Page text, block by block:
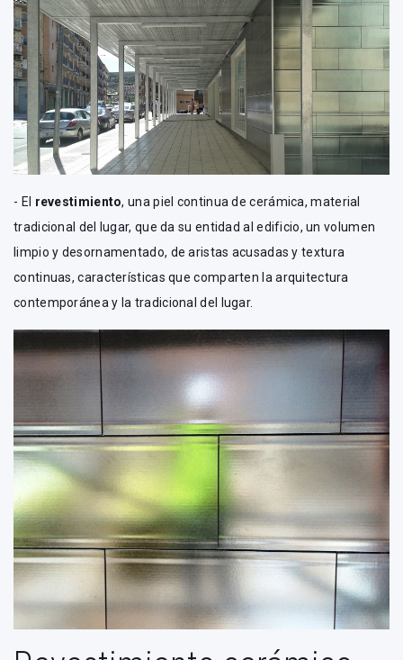
- El revestimiento, una piel continua de cerámica, material
tradicional del lugar, que da su entidad al edificio, un volumen
limpio y desornamentado, de aristas acusadas y textura
continuas, características que comparten la arquitectura
contemporánea y la tradicional del lugar.